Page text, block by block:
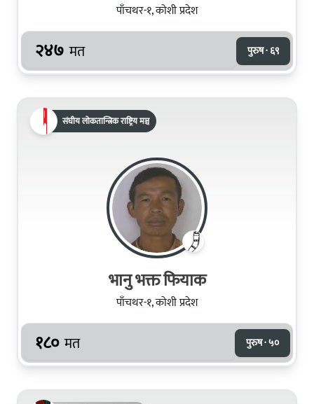
पाँचथर-१, कोशी प्रदेश
२४७ मत पुरुष · ६९
संघीय लोकतान्त्रिक राष्ट्रिय मञ्च
भानु भक्त फियाक
पाँचथर-१, कोशी प्रदेश
१८० मत पुरुष · ५०